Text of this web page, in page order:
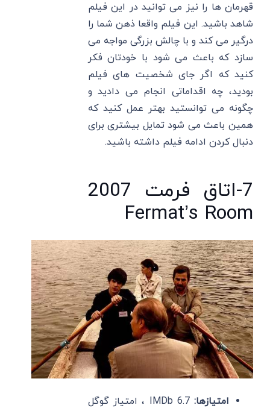
قهرمان ها را نیز می توانید در این فیلم
شاهد باشید. این فیلم واقعا ذهن شما را
درگیر می‌ کند و با چالش بزرگی مواجه می‌
سازد که باعث می‌ شود با خودتان فکر
کنید که اگر جای شخصیت های فیلم
بودید، چه اقداماتی انجام می دادید و
چگونه می توانستید بهتر عمل کنید که
همین باعث می شود تمایل بیشتری برای
دنبال کردن ادامه فیلم داشته باشید.
7-اتاق فرمت 2007
Fermat’s Room
امتیازها:
IMDb 6.7 ، امتیاز گوگل